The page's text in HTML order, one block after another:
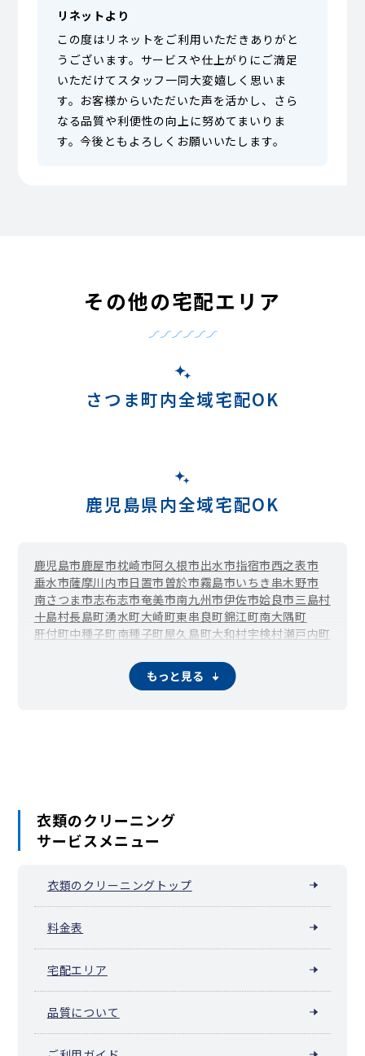
リネットより
この度はリネットをご利用いただきありがと
うございます。サービスや仕上がりにご満足
いただけてスタッフ一同大変嬉しく思いま
す。お客様からいただいた声を活かし、さら
なる品質や利便性の向上に努めてまいりま
す。今後ともよろしくお願いいたします。
その他の宅配エリア
さつま町内全域宅配OK
鹿児島県内全域宅配OK
鹿児島市鹿屋市枕崎市阿久根市出水市指宿市西之表市
垂水市薩摩川内市日置市 曽於市霧島市いちき串木野市
南さつま市志布志市奄美市南九州市伊佐市姶良市三島村
十島村長島町湧水町大崎町東串良町錦江町南大隅町
肝付町中種子町南種子町屋久島町大和村宇検村瀬戸内町
もっと見る
衣類のクリーニング
サービスメニュー
衣類のクリーニングトップ
料金表
宅配エリア
品質について